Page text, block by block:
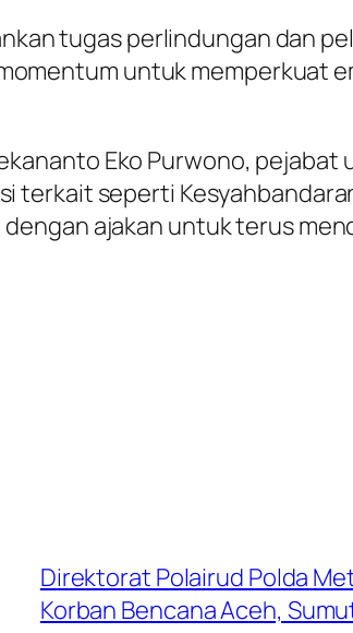
tugas perlindungan dan
untuk memperkuat
Eko Purwono, pejabat
seperti
ajakan untuk terus
Direktorat Polairud Polda
Korban Bencana Aceh,